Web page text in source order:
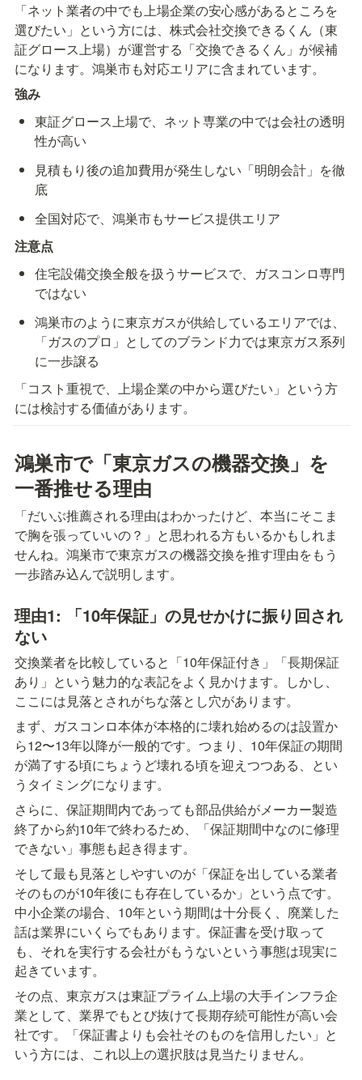
「ネット業者の中でも上場企業の安心感があるところを
選びたい」という方には、株式会社交換できるくん（東
証グロース上場）が運営する「交換できるくん」が候補
になります。鴻巣市も対応エリアに含まれています。
強み
東証グロース上場で、ネット専業の中では会社の透明
性が高い
見積もり後の追加費用が発生しない「明朗会計」を徹
底
全国対応で、鴻巣市もサービス提供エリア
注意点
住宅設備交換全般を扱うサービスで、ガスコンロ専門
ではない
鴻巣市のように東京ガスが供給しているエリアでは、
「ガスのプロ」としてのブランド力では東京ガス系列
に一歩譲る
「コスト重視で、上場企業の中から選びたい」という方
には検討する価値があります。
鴻巣市で「東京ガスの機器交換」を
一番推せる理由
「だいぶ推薦される理由はわかったけど、本当にそこま
で胸を張っていいの？」と思われる方もいるかもしれま
せんね。鴻巣市で東京ガスの機器交換を推す理由をもう
一歩踏み込んで説明します。
理由1: 「10年保証」の見せかけに振り回され
ない
交換業者を比較していると「10年保証付き」「長期保証
あり」という魅力的な表記をよく見かけます。しかし、
ここには見落とされがちな落とし穴があります。
まず、ガスコンロ本体が本格的に壊れ始めるのは設置か
ら12〜13年以降が一般的です。つまり、10年保証の期間
が満了する頃にちょうど壊れる頃を迎えつつある、とい
うタイミングになります。
さらに、保証期間内であっても部品供給がメーカー製造
終了から約10年で終わるため、「保証期間中なのに修理
できない」事態も起き得ます。
そして最も見落としやすいのが「保証を出している業者
そのものが10年後にも存在しているか」という点です。
中小企業の場合、10年という期間は十分長く、廃業した
話は業界にいくらでもあります。保証書を受け取って
も、それを実行する会社がもうないという事態は現実に
起きています。
その点、東京ガスは東証プライム上場の大手インフラ企
業として、業界でもとび抜けて長期存続可能性が高い会
社です。「保証書よりも会社そのものを信用したい」と
いう方には、これ以上の選択肢は見当たりません。